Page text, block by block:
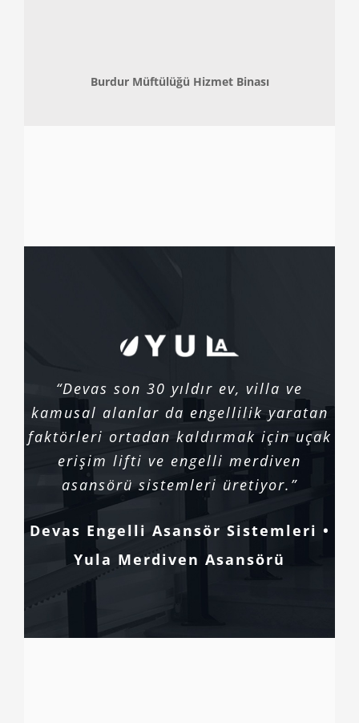
Burdur Müftülüğü Hizmet Binası
“Devas son 30 yıldır ev, villa ve
kamusal alanlar da engellilik yaratan
faktörleri ortadan kaldırmak için uçak
erişim lifti ve engelli merdiven
asansörü sistemleri üretiyor.”
Devas Engelli Asansör Sistemleri •
Yula Merdiven Asansörü